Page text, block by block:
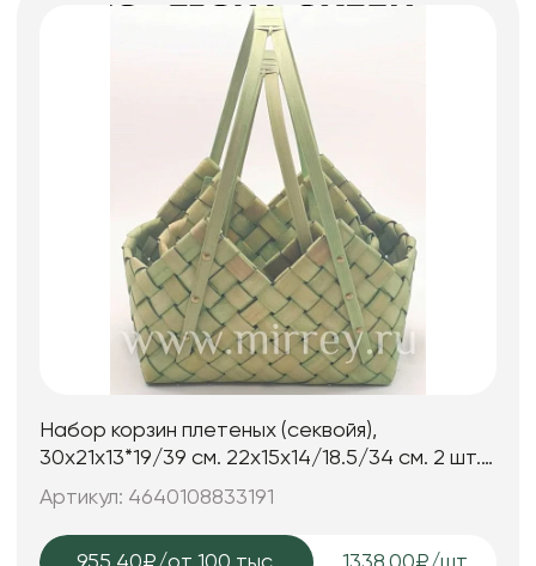
Набор корзин плетеных (секвойя),
30x21x13*19/39 см. 22x15x14/18.5/34 см. 2 шт.
светло-зеленый
Артикул: 4640108833191